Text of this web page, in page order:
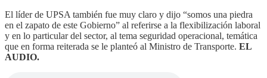
El líder de UPSA también fue muy claro y dijo “somos una piedra
en el zapato de este Gobierno” al referirse a la flexibilización laboral
y en lo particular del sector, al tema seguridad operacional, temática
que en forma reiterada se le planteó al Ministro de Transporte. EL
AUDIO.